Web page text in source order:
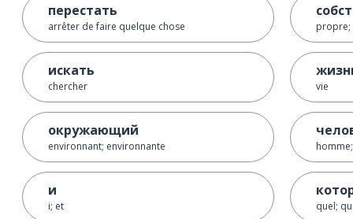
перестать
arrêter de faire quelque chose
искать
chercher
окружающий
environnant; environnante
и
i; et
propre;
vie
quel;